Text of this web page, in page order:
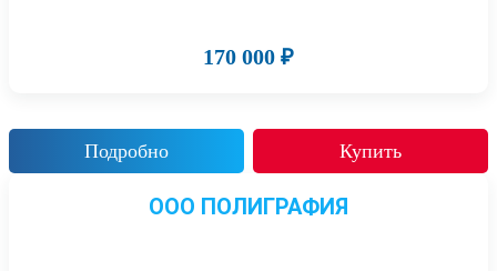
170 000 ₽
Подробно Купить
ООО ПОЛИГРАФИЯ